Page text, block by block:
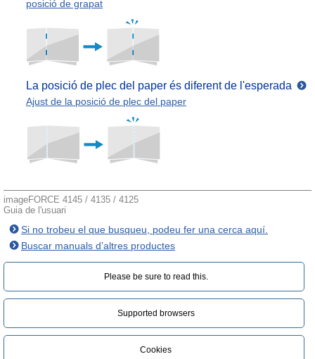
posició de grapat
La posició de plec del paper és diferent de l'esperada
Ajust de la posició de plec del paper
imageFORCE 4145 / 4135 / 4125
Guia de l'usuari
Si no trobeu el que busqueu, podeu fer una cerca aquí.
Buscar manuals d’altres productes
Please be sure to read this.‎
Supported browsers
Cookies